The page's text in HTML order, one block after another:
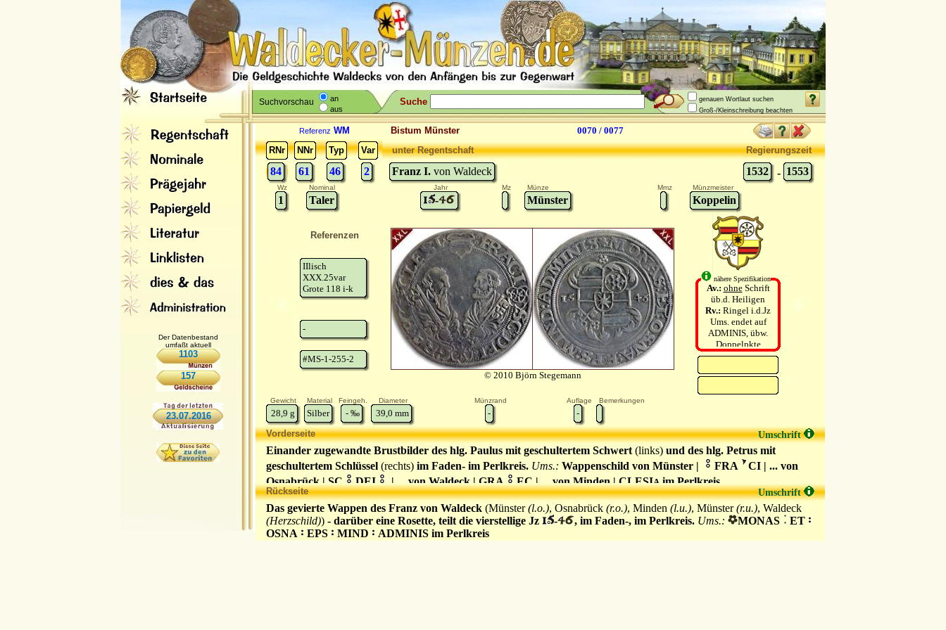
Suchvorschau
an
aus
Suche
genauen Wortlaut suchen
Groß-/Kleinschreibung beachten
Der Datenbestand
umfaßt aktuell
1103
157
23.07.2016
Referenz WM Bistum Münster
0070 / 0077
RNr
NNr Typ Var
84 61 46 2
unter Regentschaft Regierungszeit
Franz I. von Waldeck 1532 - 1553
Wz Nominal Jahr Mz Münze Mmz Münzmeister
1 Taler - Münster Koppelin
Referenzen
IIlisch
XXX.25var
Grote 118 i-k
-
#MS-1-255-2
© 2010 Björn Stegemann
nähere Spezifikation
Av.: ohneSchrift
üb.d. Heiligen
Rv.: Ringel i.d.Jz
Ums. endet auf
ADMINIS, übw.
Doppelpkte
i.d.Ums.
Gewicht Material Feingeh. Diameter Münzrand Auflage Bemerkungen
28,9 g Silber - ‰ 39,0 mm - -
Umschrift
Vorderseite
Einander zugewandte Brustbilder des hlg. Paulus mit geschultertem Schwert (links) und des hlg. Petrus mit
geschultertem Schlüssel (rechts) im Faden- im Perlkreis. Ums.: Wappenschild von Münster | FRA
CI | ... von
Osnabrück | SC
DEI | ... von Waldeck | GRA EC | ... von Minden | CLESIA im Perlkreis.
Umschrift
Rückseite
Das gevierte Wappen des Franz von Waldeck (Münster(l.o.), Osnabrück (r.o.), Minden (l.u.), Münster(r.u.), Waldeck
(Herzschild)) - darüber eine Rosette, teilt die vierstellige Jz - , im Faden-, im Perlkreis. Ums.: MONAS
ET
OSNA
EPS MIND ADMINIS im Perlkreis